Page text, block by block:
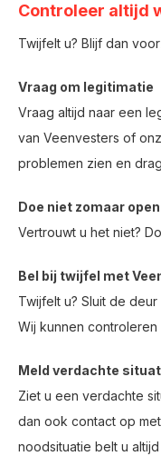
Controleer altijd
Twijfelt u? Blijf dan
Vraag om legitimatie
Vraag altijd naar een
van Veenvesters of
problemen zien en
Doe niet zomaar open
Vertrouwt u het niet?
Bel bij twijfel met
Twijfelt u? Sluit de
Wij kunnen
Meld verdachte
Ziet u een verdachte
dan ook contact op
noodsituatie belt u altijd